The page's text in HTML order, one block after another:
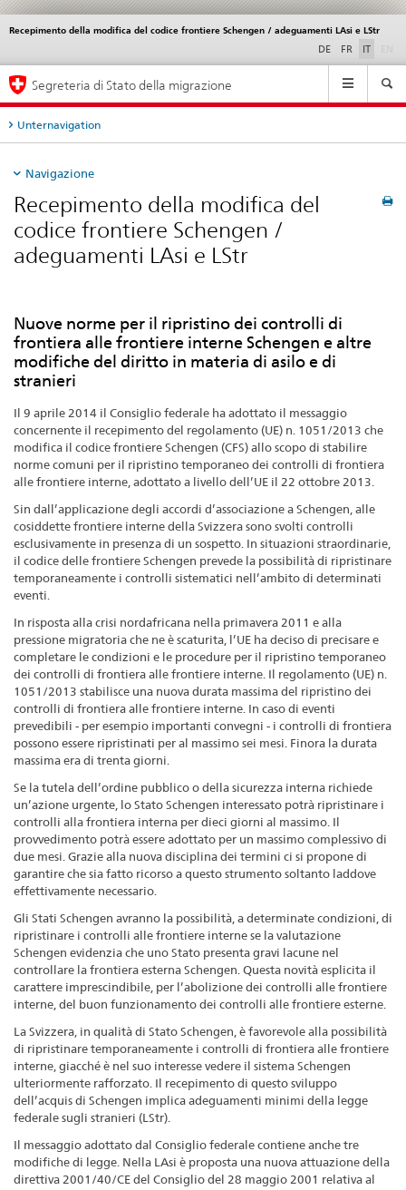
Recepimento della modifica del codice frontiere Schengen / adeguamenti LAsi e LStr
DE FR IT
Service
Navigation
Segreteria di Stato della migrazione
Unternavigation
Navigazione
Recepimento della modifica del
codice frontiere Schengen /
adeguamenti LAsi e LStr
Nuove norme per il ripristino dei controlli di
frontiera alle frontiere interne Schengen e altre
modifiche del diritto in materia di asilo e di
stranieri
Il 9 aprile 2014 il Consiglio federale ha adottato il messaggio
concernente il recepimento del regolamento (UE) n. 1051/2013 che
modifica il codice frontiere Schengen (CFS) allo scopo di stabilire
norme comuni per il ripristino temporaneo dei controlli di frontiera
alle frontiere interne, adottato a livello dell’UE il 22 ottobre 2013.
Sin dall’applicazione degli accordi d’associazione a Schengen, alle
cosiddette frontiere interne della Svizzera sono svolti controlli
esclusivamente in presenza di un sospetto. In situazioni straordinarie,
il codice delle frontiere Schengen prevede la possibilità di ripristinare
temporaneamente i controlli sistematici nell’ambito di determinati
eventi.
In risposta alla crisi nordafricana nella primavera 2011 e alla
pressione migratoria che ne è scaturita, l’UE ha deciso di precisare e
completare le condizioni e le procedure per il ripristino temporaneo
dei controlli di frontiera alle frontiere interne. Il regolamento (UE) n.
1051/2013 stabilisce una nuova durata massima del ripristino dei
controlli di frontiera alle frontiere interne. In caso di eventi
prevedibili - per esempio importanti convegni - i controlli di frontiera
possono essere ripristinati per al massimo sei mesi. Finora la durata
massima era di trenta giorni.
Se la tutela dell’ordine pubblico o della sicurezza interna richiede
un’azione urgente, lo Stato Schengen interessato potrà ripristinare i
controlli alla frontiera interna per dieci giorni al massimo. Il
provvedimento potrà essere adottato per un massimo complessivo di
due mesi. Grazie alla nuova disciplina dei termini ci si propone di
garantire che sia fatto ricorso a questo strumento soltanto laddove
effettivamente necessario.
Gli Stati Schengen avranno la possibilità, a determinate condizioni, di
ripristinare i controlli alle frontiere interne se la valutazione
Schengen evidenzia che uno Stato presenta gravi lacune nel
controllare la frontiera esterna Schengen. Questa novità esplicita il
carattere imprescindibile, per l’abolizione dei controlli alle frontiere
interne, del buon funzionamento dei controlli alle frontiere esterne.
La Svizzera, in qualità di Stato Schengen, è favorevole alla possibilità
di ripristinare temporaneamente i controlli di frontiera alle frontiere
interne, giacché è nel suo interesse vedere il sistema Schengen
ulteriormente rafforzato. Il recepimento di questo sviluppo
dell’acquis di Schengen implica adeguamenti minimi della legge
federale sugli stranieri (LStr).
Il messaggio adottato dal Consiglio federale contiene anche tre
modifiche di legge. Nella LAsi è proposta una nuova attuazione della
direttiva 2001/40/CE del Consiglio del 28 maggio 2001 relativa al